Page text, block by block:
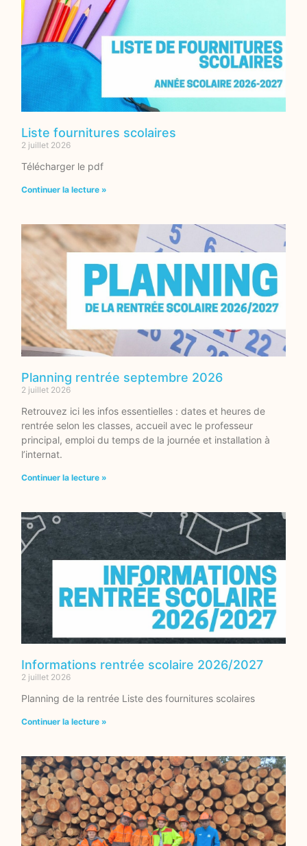
Liste fournitures scolaires
2 juillet 2026
Télécharger le pdf
Continuer la lecture »
Planning rentrée septembre 2026
2 juillet 2026
Retrouvez ici les infos essentielles : dates et heures de
rentrée selon les classes, accueil avec le professeur
principal, emploi du temps de la journée et installation à
l’internat.
Continuer la lecture »
Informations rentrée scolaire 2026/2027
2 juillet 2026
Planning de la rentrée Liste des fournitures scolaires
Continuer la lecture »